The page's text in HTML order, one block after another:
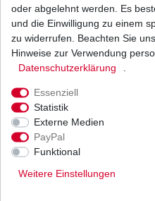
Sinter
UVP 61,19 €
oder abgelehnt werden. Es
und die Einwilligung zu einem
zu widerrufen. Beachten Sie
Hinweise zur Verwendung
Daten­schutz­erklärung
Essenziell
Statistik
Externe Medien
PayPal
Funktional
Weitere Einstellungen